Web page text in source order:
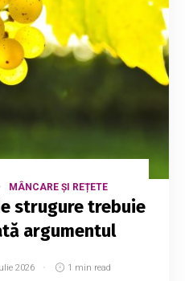
MÂNCARE ȘI REȚETE
strugure trebuie
argumentul
2026 1 min read